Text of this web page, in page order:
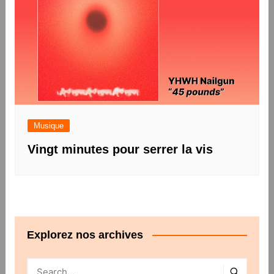
Musique
Vingt minutes pour serrer la vis
Explorez nos archives